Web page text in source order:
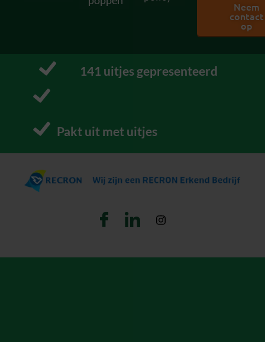
Neem
contact
op
152 uitjes gepresenteerd
Pakt uit met uitjes